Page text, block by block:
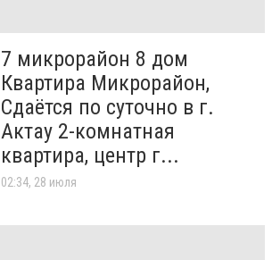
7 микрорайон 8 дом
Квартира Микрорайон,
Сдаётся по суточно в г.
Актау 2-комнатная
квартира, центр г...
02:34, 28 июля